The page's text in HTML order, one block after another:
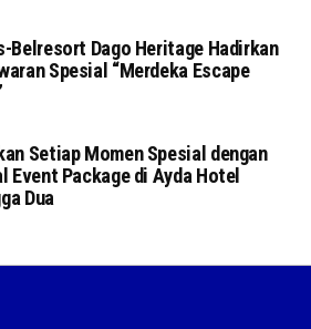
Belresort Dago Heritage Hadirkan
Spesial “Merdeka Escape
Setiap Momen Spesial dengan
Event Package di Ayda Hotel
Dua